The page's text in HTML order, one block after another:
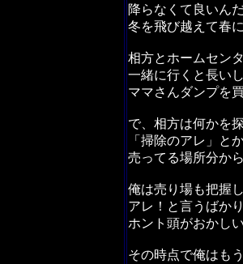
降らなくて良いん
冬を飛び越えて春
相方とホームセン
一緒に行くと長い
ママさんダンプを
で、相方は何かを
「掃除のアレ」と
売ってる場所分か
俺は売り場も把握
アレ！と言うばか
ホント頭がおかし
その時点で俺はも